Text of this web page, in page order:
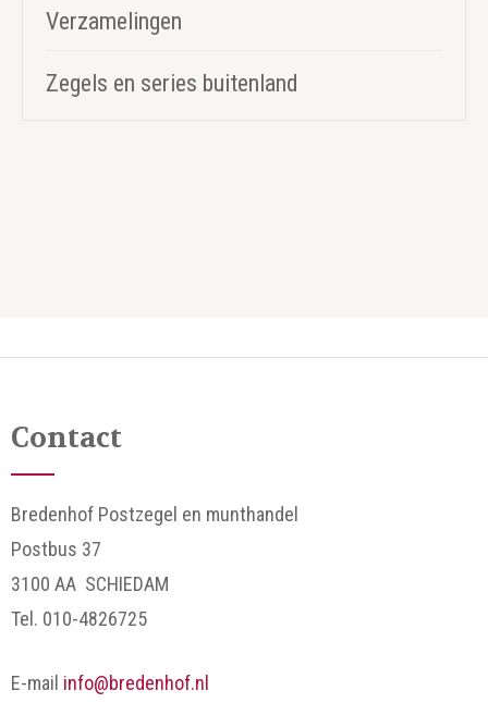
Verzamelingen
Zegels en series buitenland
Contact
Bredenhof Postzegel en munthandel
Postbus 37
3100 AA SCHIEDAM
Tel. 010-4826725
E-mail info@bredenhof.nl